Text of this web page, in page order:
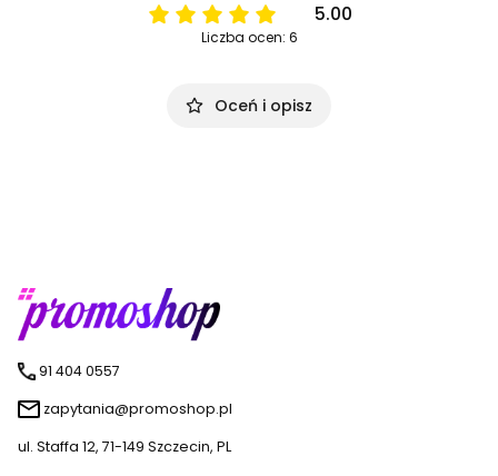
5.00
Liczba ocen: 6
Oceń i opisz
91 404 0557
zapytania@promoshop.pl
ul. Staffa 12, 71-149 Szczecin, PL